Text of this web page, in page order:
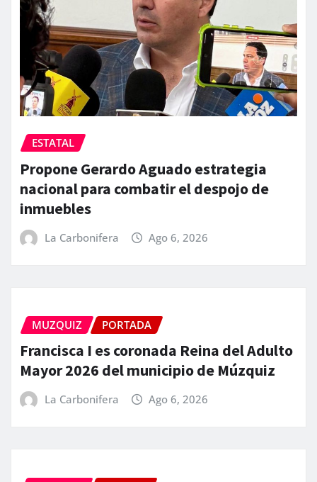
ESTATAL
Propone Gerardo Aguado estrategia
nacional para combatir el despojo de
inmuebles
La Carbonifera Ago 6, 2026
MUZQUIZ PORTADA
Francisca I es coronada Reina del Adulto
Mayor 2026 del municipio de Múzquiz
La Carbonifera Ago 6, 2026